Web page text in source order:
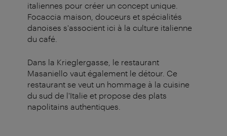
italiennes pour créer un concept unique.
Focaccia maison, douceurs et spécialités
danoises s'associent ici à la culture italienne
du café.
Dans la Krieglergasse, le restaurant
Masaniello vaut également le détour. Ce
restaurant se veut un hommage à la cuisine
du sud de l'Italie et propose des plats
napolitains authentiques.